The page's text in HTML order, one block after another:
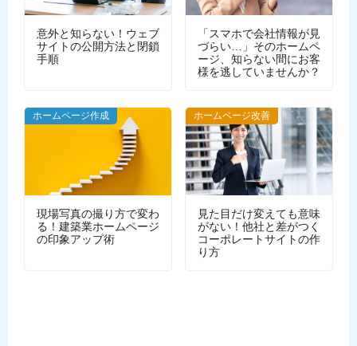
意外と知らない！ウェブ
サイトの公開方法と閉鎖
手順
「スマホで会社情報が見
づらい…」そのホームペ
ージ、知らない間にお客
様を逃していませんか？
WEBデザイン
ホームページ作成
現場写真の撮り方で変わ
る！建築業ホームページ
の印象アップ術
ホームページ改善
見た目だけ変えても意味
がない！他社と差がつく
コーポレートサイトの作
り方